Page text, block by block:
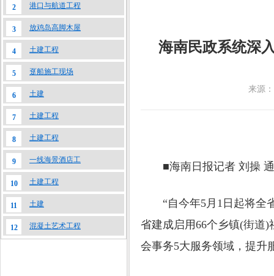
2 港口与航道工程
3 放鸡岛高脚木屋
4 土建工程
5 趸船施工现场
6 土建
7 土建工程
8 土建工程
9 一线海景酒店工
10 土建工程
11 土建
12 混凝土艺术工程
海南民政系统深
来源：
■海南日报记者 刘操 通
“自今年5月1日起将全省
省建成启用66个乡镇(街道
会事务5大服务领域，提